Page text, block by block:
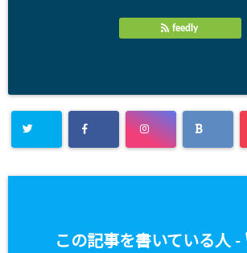
feedly
この記事を書いている人 -